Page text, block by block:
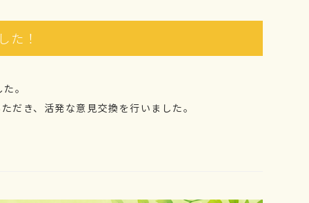
た！
。
だき、活発な意見交換を行いました。